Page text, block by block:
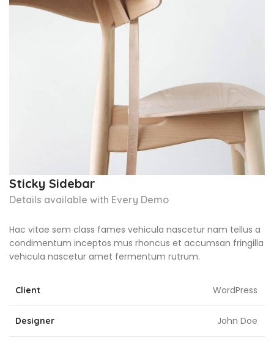
Sticky Sidebar
Details available with Every Demo
Hac vitae sem class fames vehicula nascetur nam tellus a
condimentum inceptos mus rhoncus et accumsan fringilla
vehicula nascetur amet fermentum rutrum.
Client WordPress
Designer John Doe